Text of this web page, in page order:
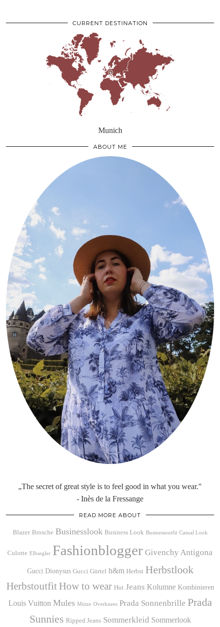
CURRENT DESTINATION
Munich
ABOUT ME
„The secret of great style is to feel good in what you wear."
- Inès de la Fressange
READ MORE ABOUT
Blazer Brosche Businesslook Business Look Businessoutfit Casual Look
Culotte Elbsegler Fashionblogger Givenchy Antigona
Gucci Dionysus Gucci Gürtel h&m Herbst Herbstlook
Herbstoutfit How to wear Hut Jeans Kolumne Kombinieren
Louis Vuitton Mules Mütze Overknees Prada Sonnenbrille Prada
Sunnies Ripped Jeans Sommerkleid Sommerlook